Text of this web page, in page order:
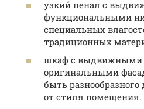
узкий пенал с
функциональными
специальных
традиционных
шкаф с
оригинальными
быть
от стиля помещения.